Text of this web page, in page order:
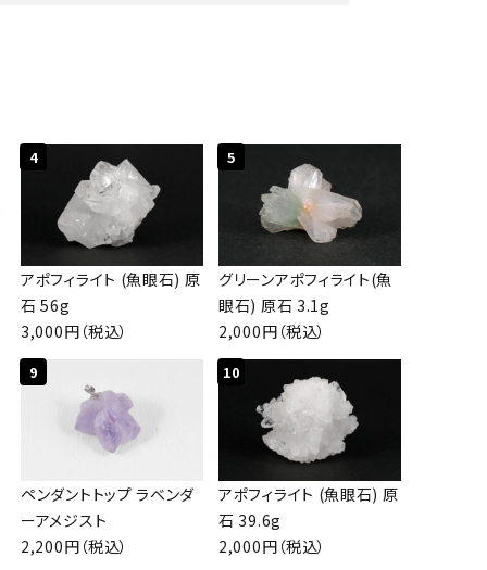
4
アポフィライト (魚眼石) 原
石 56g
3,000円（税込）
5
グリーンアポフィライト(魚
眼石) 原石 3.1g
2,000円（税込）
9
ペンダントトップ ラベンダ
ーアメジスト
2,200円（税込）
10
アポフィライト (魚眼石) 原
石 39.6g
2,000円（税込）